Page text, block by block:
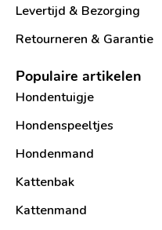
Levertijd & Bezorging
Retourneren & Garantie
Populaire artikelen
Hondentuigje
Hondenspeeltjes
Hondenmand
Kattenbak
Kattenmand